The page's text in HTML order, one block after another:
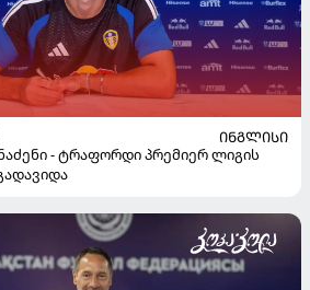
ᲘᲜᲒᲚᲘᲡᲘ
- ტრაფორდი პრემიერ ლიგის